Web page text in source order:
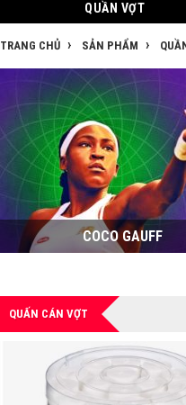
QUẦN VỢT
TRANG CHỦ SẢN PHẨM
COCO GAUFF
QUẤN CÁN VỢT